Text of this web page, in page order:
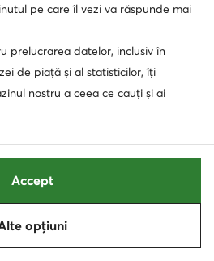
extra -35% Cod: SUMMER
Sandale · Bej
Prețul actual
118,90Lei
pe care îl vezi va răspunde mai
prelucrarea datelor, inclusiv în
de piață și al statisticilor, îți
nostru a ceea ce cauți și ai
opțiuni
Accept